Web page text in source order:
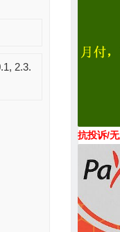
2.3.
抗投诉/